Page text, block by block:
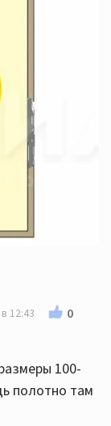
12:43 0
100-
полотно там